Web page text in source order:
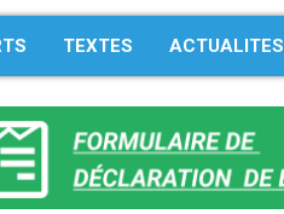
TEXTES ACTUALITES